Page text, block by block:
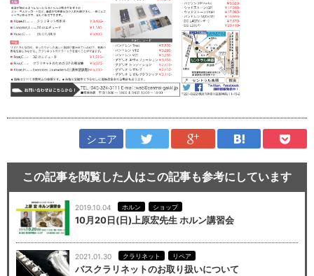
シェア
この記事を閲覧した人はこの記事も参考にしています
2019.10.04 ホルン ショップ
10月20日(日)上原宏先生 ホルン講習会
2021.01.30 クラリネット リペア
バスクラリネットのお取り扱いについて